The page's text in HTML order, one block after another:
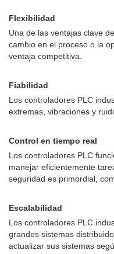
Flexibilidad
Una de las ventajas clave
cambio en el proceso o la
ventaja competitiva.
Fiabilidad
Los controladores PLC
extremas, vibraciones y
Control en tiempo real
Los controladores PLC
manejar eficientemente
seguridad es primordial,
Escalabilidad
Los controladores PLC
grandes sistemas
actualizar sus sistemas